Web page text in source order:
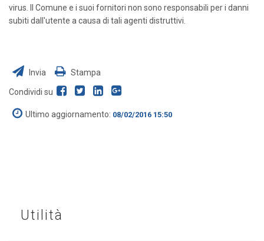
virus. Il Comune e i suoi fornitori non sono responsabili per i danni
subiti dall'utente a causa di tali agenti distruttivi.
Invia Stampa
Condividi su
Ultimo aggiornamento: 08/02/2016 15:50
Utilità